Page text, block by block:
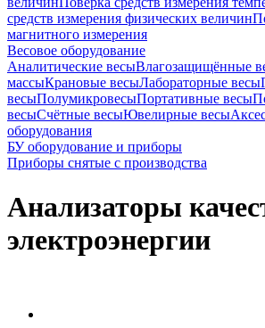
средств измерения физических величин
магнитного измерения
Весовое оборудование
Аналитические весыВлагозащищённые
массыКрановые весыЛабораторные весы
весыПолумикровесыПортативные весы
весыСчётные весыЮвелирные весы
оборудования
БУ оборудование и приборы
Приборы снятые с производства
Анализаторы
электроэнергии